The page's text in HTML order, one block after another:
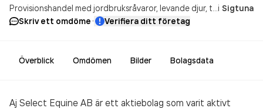
i Sigtuna
Skriv ett omdöme· Verifiera ditt företag
Överblick Omdömen Bilder Bolagsdata
Aj Select Equine AB är ett aktiebolag som varit aktivt